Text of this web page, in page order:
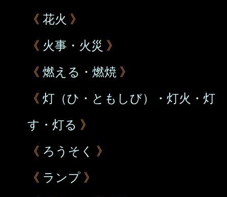
《 花火 》
《 火事・火災 》
《 燃える・燃焼 》
《 灯（ひ・ともしび）・灯火・灯
す・灯る 》
《 ろうそく
》
《 ランプ 》